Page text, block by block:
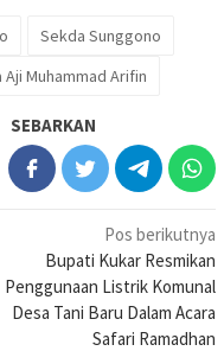
Sekda Sunggono
Muhammad Arifin
SEBARKAN
Pos berikutnya
Bupati Kukar Resmikan
Penggunaan Listrik Komunal
Desa Tani Baru Dalam Acara
Safari Ramadhan